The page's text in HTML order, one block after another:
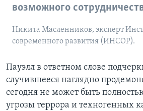
возможного
Никита Масленников, эксперт
современного развития (ИНСОР).
Пауэлл в ответном слове
случившееся наглядно
сегодня не может быть
угрозы террора и техногенных